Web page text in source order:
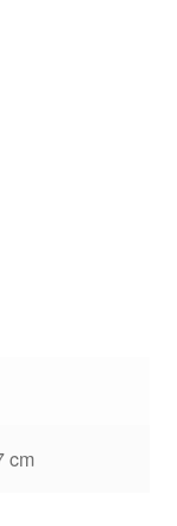
cm